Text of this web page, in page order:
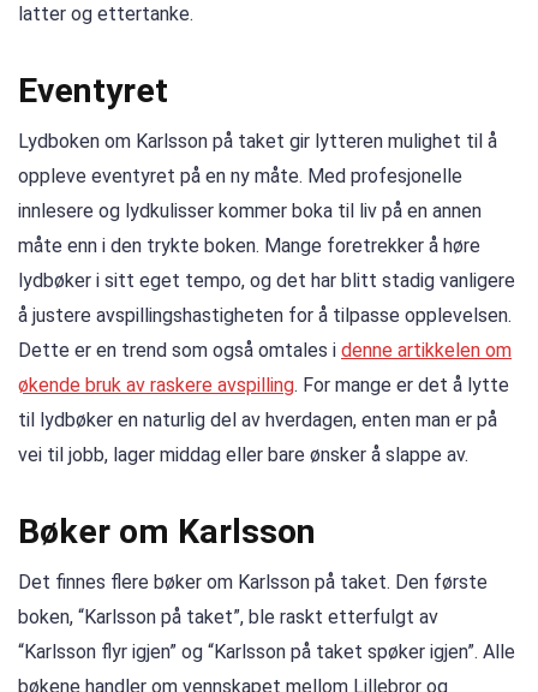
latter og ettertanke.
Eventyret
Lydboken om Karlsson på taket gir lytteren mulighet til å
oppleve eventyret på en ny måte. Med profesjonelle
innlesere og lydkulisser kommer boka til liv på en annen
måte enn i den trykte boken. Mange foretrekker å høre
lydbøker i sitt eget tempo, og det har blitt stadig vanligere
å justere avspillingshastigheten for å tilpasse opplevelsen.
Dette er en trend som også omtales i denne artikkelen om
økende bruk av raskere avspilling. For mange er det å lytte
til lydbøker en naturlig del av hverdagen, enten man er på
vei til jobb, lager middag eller bare ønsker å slappe av.
Bøker om Karlsson
Det finnes flere bøker om Karlsson på taket. Den første
boken, “Karlsson på taket”, ble raskt etterfulgt av
“Karlsson flyr igjen” og “Karlsson på taket spøker igjen”. Alle
bøkene handler om vennskapet mellom Lillebror og